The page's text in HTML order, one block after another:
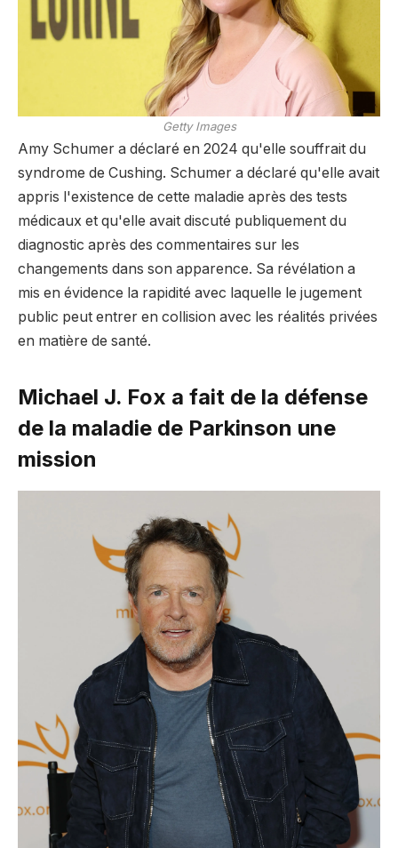
Getty Images
Amy Schumer a déclaré en 2024 qu'elle souffrait du
syndrome de Cushing. Schumer a déclaré qu'elle avait
appris l'existence de cette maladie après des tests
médicaux et qu'elle avait discuté publiquement du
diagnostic après des commentaires sur les
changements dans son apparence. Sa révélation a
mis en évidence la rapidité avec laquelle le jugement
public peut entrer en collision avec les réalités privées
en matière de santé.
Michael J. Fox a fait de la défense
de la maladie de Parkinson une
mission